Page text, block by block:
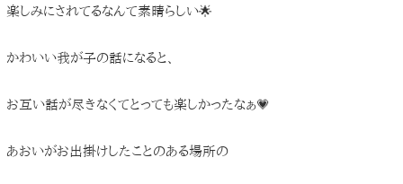
楽しみにされてるなんて素晴らしい🌟
かわいい我が子の話になると、
お互い話が尽きなくてとっても楽しかったなぁ💗
あおいがお出掛けしたことのある場所の